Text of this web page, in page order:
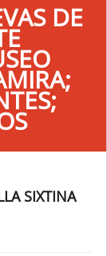
DE
SIXTINA